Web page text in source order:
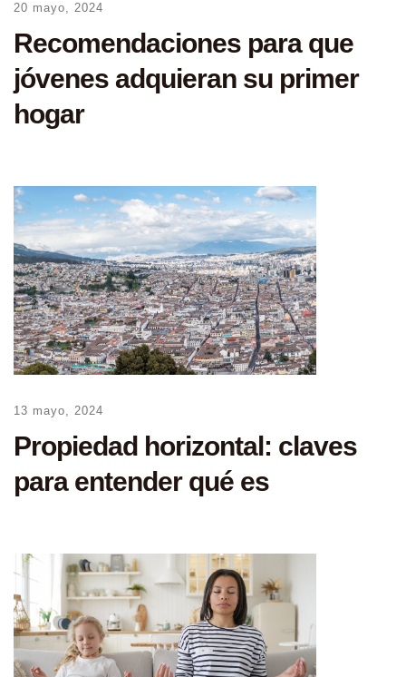
20 mayo, 2024
Recomendaciones para que
jóvenes adquieran su primer
hogar
13 mayo, 2024
Propiedad horizontal: claves
para entender qué es